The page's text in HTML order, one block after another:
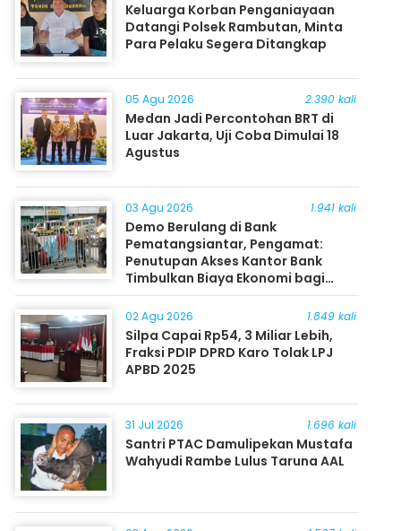
Keluarga Korban Penganiayaan
Datangi Polsek Rambutan, Minta
Para Pelaku Segera Ditangkap
05 Agu 2026 2.390 kali
Medan Jadi Percontohan BRT di
Luar Jakarta, Uji Coba Dimulai 18
Agustus
03 Agu 2026 1.941 kali
Demo Berulang di Bank
Pematangsiantar, Pengamat:
Penutupan Akses Kantor Bank
Timbulkan Biaya Ekonomi bagi
Masyarakat
02 Agu 2026 1.849 kali
Silpa Capai Rp54, 3 Miliar Lebih,
Fraksi PDIP DPRD Karo Tolak LPJ
APBD 2025
31 Jul 2026 1.696 kali
Santri PTAC Damulipekan Mustafa
Wahyudi Rambe Lulus Taruna AAL